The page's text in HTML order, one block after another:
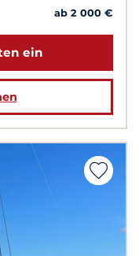
ab 2 000 €
ein